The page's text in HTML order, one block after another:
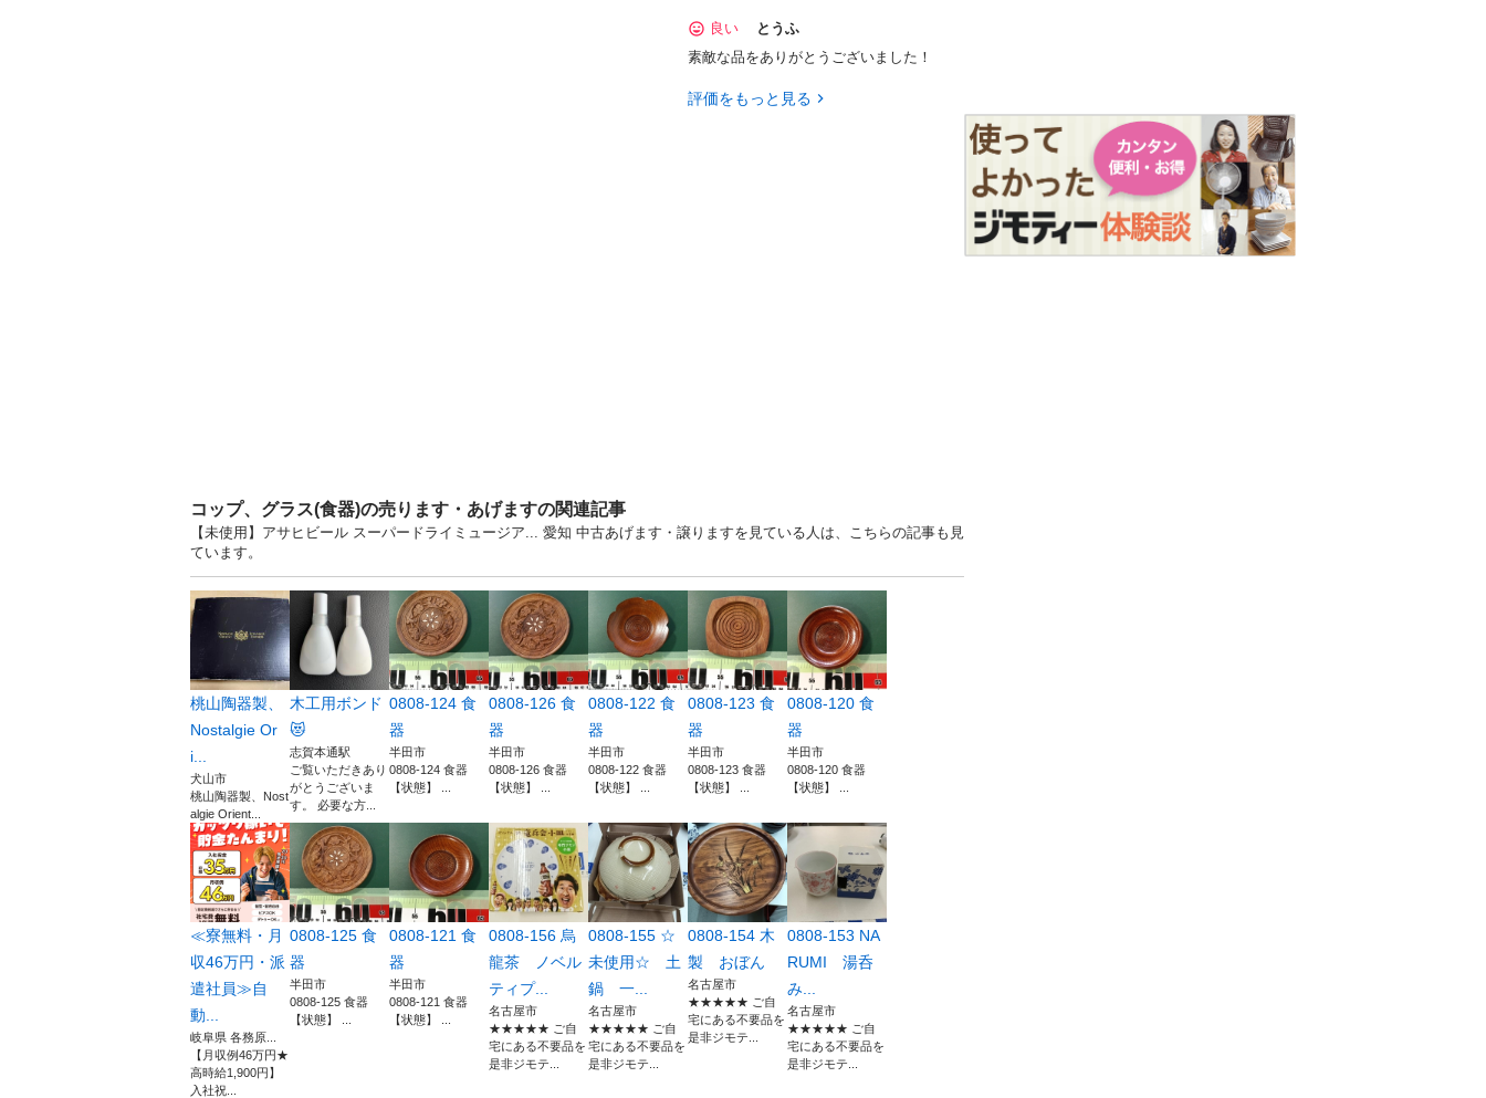
良い
とうふ
素敵な品をありがとうございました！
評価をもっと見る
コップ、グラス(食器)の売ります・あげますの関連記事
【未使用】アサヒビール スーパードライミュージア... 愛知 中古あげます・譲りますを見ている人は、こちらの記事も見
ています。
桃山陶器製、
Nostalgie Or
i...
犬山市
桃山陶器製、Nost
algie Orient...
木工用ボンド
😻
志賀本通駅
ご覧いただきあり
がとうございま
す。 必要な方...
0808-124 食
器
半田市
0808-124 食器
【状態】 ...
0808-126 食
器
半田市
0808-126 食器
【状態】 ...
0808-122 食
器
半田市
0808-122 食器
【状態】 ...
0808-123 食
器
半田市
0808-123 食器
【状態】 ...
0808-120 食
器
半田市
0808-120 食器
【状態】 ...
≪寮無料・月
収46万円・派
遣社員≫自
動...
岐阜県 各務原...
【月収例46万円★
高時給1,900円】
入社祝...
0808-125 食
器
半田市
0808-125 食器
【状態】 ...
0808-121 食
器
半田市
0808-121 食器
【状態】 ...
0808-156 烏
龍茶 ノベル
ティプ...
名古屋市
★★★★★ ご自
宅にある不要品を
是非ジモテ...
0808-155 ☆
未使用☆ 土
鍋 一...
名古屋市
★★★★★ ご自
宅にある不要品を
是非ジモテ...
0808-154 木
製 おぼん
名古屋市
★★★★★ ご自
宅にある不要品を
是非ジモテ...
0808-153 NA
RUMI 湯呑
み...
名古屋市
★★★★★ ご自
宅にある不要品を
是非ジモテ...